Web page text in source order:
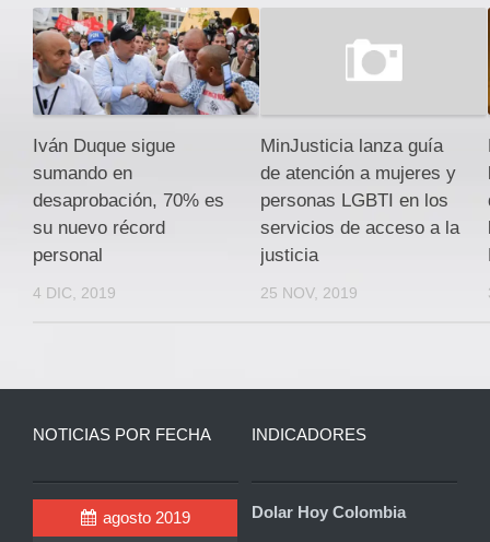
Iván Duque sigue
sumando en
desaprobación, 70% es
su nuevo récord
personal
4 DIC, 2019
MinJusticia lanza guía
de atención a mujeres y
personas LGBTI en los
servicios de acceso a la
justicia
25 NOV, 2019
NOTICIAS POR FECHA
agosto 2019
INDICADORES
Dolar Hoy Colombia